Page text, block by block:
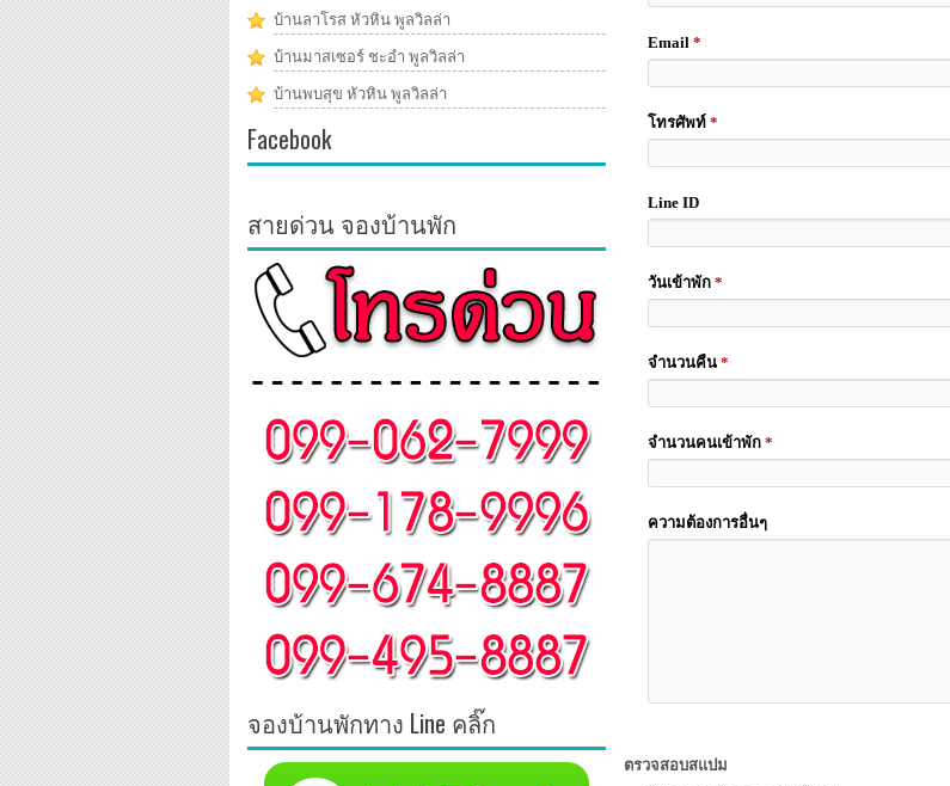
Email *
โทรศัพท์ *
Line ID
วันเข้าพัก *
จำนวนคืน *
จำนวนคนเข้าพัก *
ความต้องการอื่นๆ
ตรวจสอบสแปม
บ้านลาโรส หัวหิน พูลวิลล่า
บ้านมาสเซอร์ ชะอำ พูลวิลล่า
บ้านพบสุข หัวหิน พูลวิลล่า
Facebook
สายด่วน จองบ้านพัก
จองบ้านพักทาง Line คลิ๊ก